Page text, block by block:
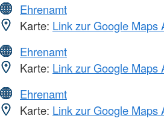
Ehrenamt
Karte: Link zur Google Maps
Ehrenamt
Karte: Link zur Google Maps
Ehrenamt
Karte: Link zur Google Maps